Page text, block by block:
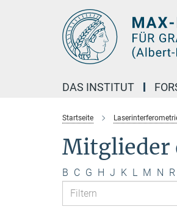
DAS INSTITUT
Startseite
Mitglieder
B C G H J K L M N R